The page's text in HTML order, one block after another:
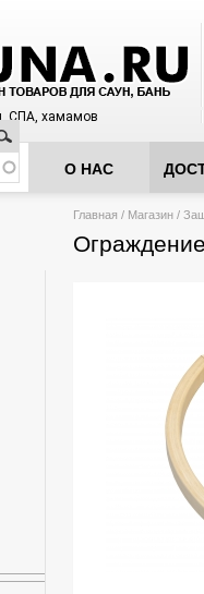
СПА, хамамов
О НАС
Вы здесь
Главная / Магазин /